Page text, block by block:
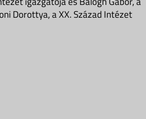
Dorottya, a XX. Század Intézet